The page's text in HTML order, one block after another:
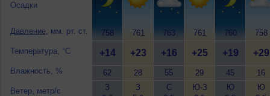
Осадки
Давление, мм. рт. ст.
Температура, °C
Влажность, %
Ветер, метр/с
758
+14
62
З
761
+23
28
З
763
+16
55
С
761
+25
29
Ю-З
760
+19
45
Ю
758
+29
16
Ю